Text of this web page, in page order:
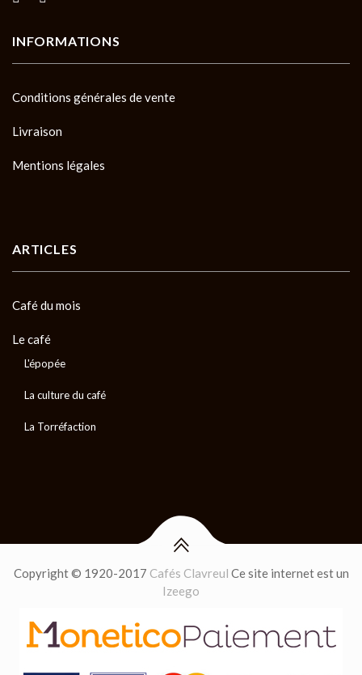
INFORMATIONS
Conditions générales de vente
Livraison
Mentions légales
ARTICLES
Café du mois
Le café
L'épopée
La culture du café
La Torréfaction
Copyright © 1920-2017 Cafés Clavreul Ce site internet est un
Izeego